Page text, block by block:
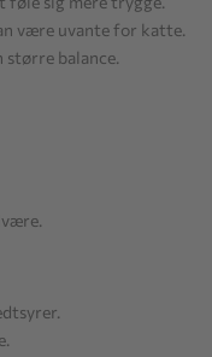
være uvante for katte.
større balance.